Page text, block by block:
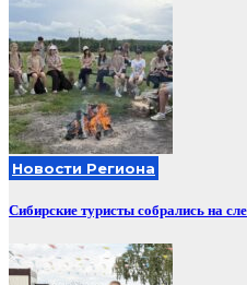
Новости Региона
Сибирские туристы собрались на